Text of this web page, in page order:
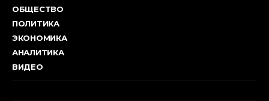
ОБЩЕСТВО
ПОЛИТИКА
ЭКОНОМИКА
АНАЛИТИКА
ВИДЕО